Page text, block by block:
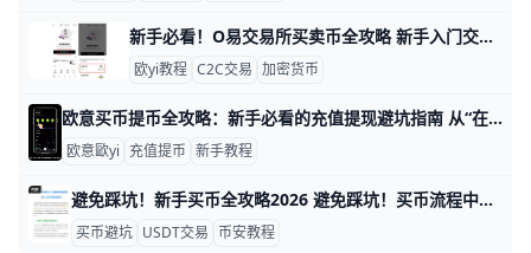
新手必看！O易交易所买卖币全攻略 新手入门交易指南：掌握欧交易所的基础买卖流程 作为加密货币交易的新手，欧一（欧亿）交易所以其便捷的操作和丰富的交易品种深受欢迎。这份指南将带你一步步掌握从注册到买卖的核心流程，让你快速上手现货交易。​
欧yi教程 C2C交易 加密货币
欧意买币提币全攻略：新手必看的充值提现避坑指南 从“在欧意买币”到“安全提币一步到位”，你可以把整个流程理解成一条“资金通道”：法币或数字货币从外部进入欧意，在平台内完成买币或交易，然后再安全、完整地提到自己的钱包或其他交易所。为了让每一步都稳妥，你需要同时关注三个关键点：账户安全设置是否到位、充值和提币时网络与地址是否完全对应、以及每次操作前后有没有进行金额和状态核对。只要把这三点做好，大部分新手常见的“充错链、忘标签、风控卡住提现”等问题都可以提前避免，而不是事后挽救。
欧意歐yi 充值提币 新手教程
避免踩坑！新手买币全攻略2026 避免踩坑！买币流程中的常见问题与解决办法 买币就像网购，但稍有不慎就可能损失上千元。新手常见问题包括选错平台、转账失败和账户被锁。根据2025年币安数据，80%的新人因支付风控丢单，而正规C2C交易成功率达99.5%。跟着这些步骤，就能安全到账USDT或BTC。
买币避坑 USDT交易 币安教程